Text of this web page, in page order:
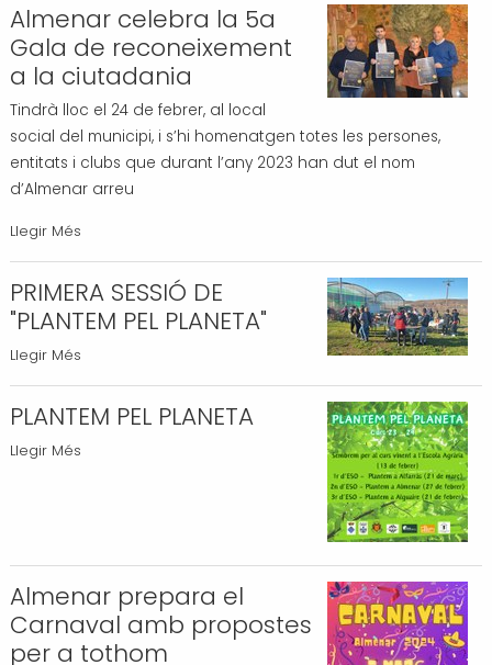
-A
ALGUAIRE
-
Almenar celebra la 5a
Gala de reconeixement
a la ciutadania
Tindrà lloc el 24 de febrer, al local
social del municipi, i s’hi homenatgen totes les persones,
entitats i clubs que durant l’any 2023 han dut el nom
d’Almenar arreu
Almenar
celebra
la
5a
Gala
de
reconeixement
a
la
Llegir Més
PRIMERA SESSIÓ DE
"PLANTEM PEL PLANETA"
PRIMERA
SESSIÓ
DE
PEL
Llegir Més
PLANTEM PEL PLANETA
PLANTEM
Llegir Més
Almenar prepara el
Carnaval amb propostes
per a tothom